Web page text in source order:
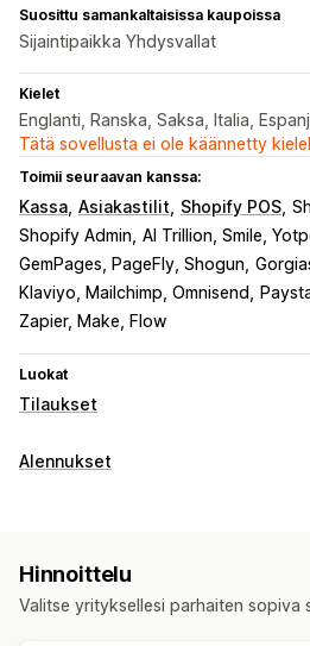
Suosittu samankaltaisissa kaupoissa
Sijaintipaikka Yhdysvallat
Kielet
Englanti, Ranska, Saksa, Italia,
Tätä sovellusta ei ole käännetty
Toimii seuraavan kanssa:
Kassa Asiakastilit Shopify POS
Shopify Admin AI Trillion, Smile,
GemPages, PageFly, Shogun
Klaviyo, Mailchimp, Omnisend
Zapier, Make, Flow
Luokat
Tilaukset
Toistotilaustyypit
Fyysiset tuotteet
Alennukset
Porrastettu hinnoittelu
Määräalennukset Kiinteät
Hinnoittelu
Valitse yrityksellesi parhaiten sopiva